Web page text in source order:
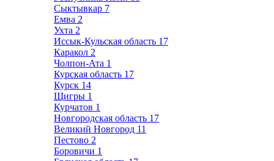
Сыктывкар 7
Емва 2
Ухта 2
Иссык-Кульская область 17
Каракол 2
Чолпон-Ата 1
Курская область 17
Курск 14
Щигры 1
Курчатов 1
Новгородская область 17
Великий Новгород 11
Пестово 2
Боровичи 1